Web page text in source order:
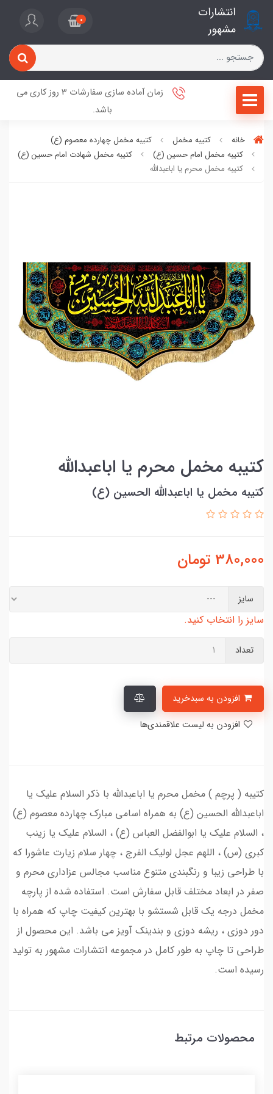
انتشارات
مشهور
0
زمان آماده سازی سفارشات 3 روز کاری می
باشد.
خانه کتیبه مخمل
کتیبه مخمل چهارده معصوم (ع)
کتیبه مخمل امام حسین (ع)
کتیبه مخمل شهادت امام حسین (ع)
کتیبه مخمل محرم یا اباعبدالله
کتیبه مخمل محرم یا اباعبدالله
کتیبه مخمل یا اباعبدالله الحسین (ع)
380,000 تومان
سایز
سایز را انتخاب کنید.
تعداد
کتیبه ( پرچم ) مخمل محرم یا اباعبدالله با ذکر السلام علیک یا
اباعبدالله الحسین (ع) به همراه اسامی مبارک چهارده معصوم (ع)
، السلام علیک یا ابوالفضل العباس (ع) ، السلام علیک یا زینب
کبری (س) ، اللهم عجل لولیک الفرج ، چهار سلام زیارت عاشورا که
با طراحی زیبا و رنگبندی متنوع مناسب مجالس عزاداری محرم و
صفر در ابعاد مختلف قابل سفارش است. استفاده شده از پارچه
مخمل درجه یک قابل شستشو با بهترین کیفیت چاپ که همراه با
دور دوزی ، ریشه دوزی و بندینک آویز می باشد. این محصول از
طراحی تا چاپ به طور کامل در مجموعه انتشارات مشهور به تولید
رسیده است.
محصولات مرتبط